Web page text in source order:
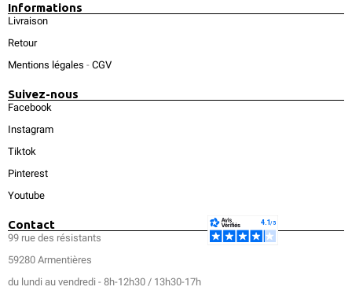
Informations
Livraison
Retour
Mentions légales - CGV
Suivez-nous
Facebook
Instagram
Tiktok
Pinterest
Youtube
Contact
99 rue des résistants
59280 Armentières
du lundi au vendredi - 8h-12h30 / 13h30-17h